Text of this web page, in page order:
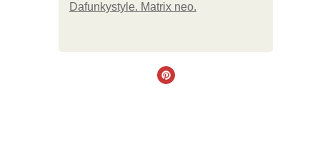
Dafunkystyle. Matrix neo.